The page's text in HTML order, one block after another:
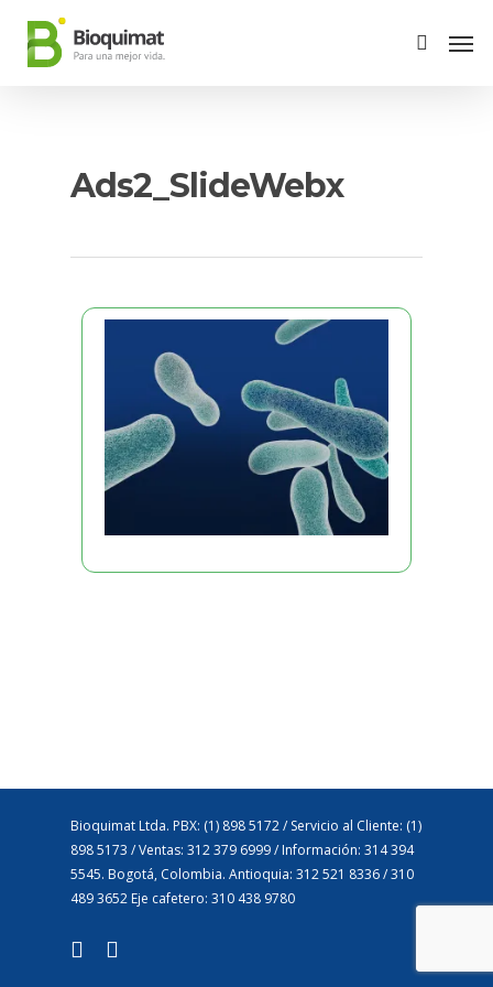
Ads2_SlideWebx
Bioquimat Ltda. PBX: (1) 898 5172 / Servicio al Cliente: (1)
898 5173 / Ventas: 312 379 6999 / Información: 314 394
5545. Bogotá, Colombia. Antioquia: 312 521 8336 / 310
489 3652 Eje cafetero: 310 438 9780